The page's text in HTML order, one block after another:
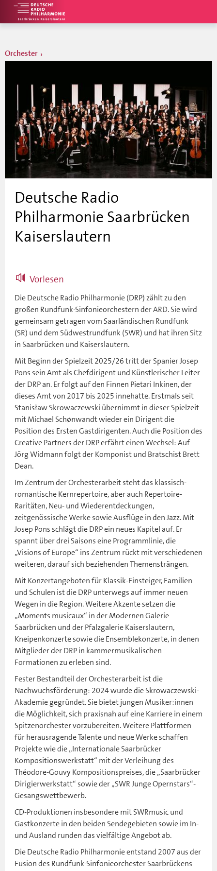
Orchester
Deutsche Radio
Philharmonie Saarbrücken
Kaiserslautern
Vorlesen
Die Deutsche Radio Philharmonie (DRP) zählt zu den
großen Rundfunk-Sinfonieorchestern der ARD. Sie wird
gemeinsam getragen vom Saarländischen Rundfunk
(SR) und dem Südwestrundfunk (SWR) und hat ihren Sitz
in Saarbrücken und Kaiserslautern.
Mit Beginn der Spielzeit 2025/26 tritt der Spanier Josep
Pons sein Amt als Chefdirigent und Künstlerischer Leiter
der DRP an. Er folgt auf den Finnen Pietari Inkinen, der
dieses Amt von 2017 bis 2025 innehatte. Erstmals seit
Stanisław Skrowaczewski übernimmt in dieser Spielzeit
mit Michael Schønwandt wieder ein Dirigent die
Position des Ersten Gastdirigenten. Auch die Position des
Creative Partners der DRP erfährt einen Wechsel: Auf
Jörg Widmann folgt der Komponist und Bratschist Brett
Dean.
Im Zentrum der Orchesterarbeit steht das klassisch-
romantische Kernrepertoire, aber auch Repertoire-
Raritäten, Neu- und Wiederentdeckungen,
zeitgenössische Werke sowie Ausflüge in den Jazz. Mit
Josep Pons schlägt die DRP ein neues Kapitel auf. Er
spannt über drei Saisons eine Programmlinie, die
„Visions of Europe“ ins Zentrum rückt mit verschiedenen
weiteren, darauf sich beziehenden Themensträngen.
Mit Konzertangeboten für Klassik-Einsteiger, Familien
und Schulen ist die DRP unterwegs auf immer neuen
Wegen in die Region. Weitere Akzente setzen die
„Moments musicaux“ in der Modernen Galerie
Saarbrücken und der Pfalzgalerie Kaiserslautern,
Kneipenkonzerte sowie die Ensemblekonzerte, in denen
Mitglieder der DRP in kammermusikalischen
Formationen zu erleben sind.
Fester Bestandteil der Orchesterarbeit ist die
Nachwuchsförderung: 2024 wurde die Skrowaczewski-
Akademie gegründet. Sie bietet jungen Musiker:innen
die Möglichkeit, sich praxisnah auf eine Karriere in einem
Spitzenorchester vorzubereiten. Weitere Plattformen
für herausragende Talente und neue Werke schaffen
Projekte wie die „Internationale Saarbrücker
Kompositionswerkstatt“ mit der Verleihung des
Théodore-Gouvy Kompositionspreises, die „Saarbrücker
Dirigierwerkstatt“ sowie der „SWR Junge Opernstars“-
Gesangswettbewerb.
CD-Produktionen insbesondere mit SWRmusic und
Gastkonzerte in den beiden Sendegebieten sowie im In-
und Ausland runden das vielfältige Angebot ab.
Die Deutsche Radio Philharmonie entstand 2007 aus der
Fusion des Rundfunk-Sinfonieorchester Saarbrückens